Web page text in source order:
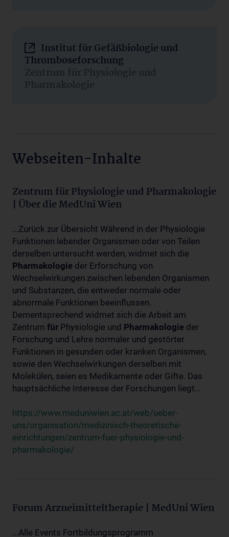
Institut für Gefäßbiologie und
Thromboseforschung
Zentrum für Physiologie und
Pharmakologie
Webseiten-Inhalte
Zentrum für Physiologie und Pharmakologie
| Über die MedUni Wien
...Zurück zur Übersicht Während in der Physiologie
Funktionen lebender Organismen oder von Teilen
derselben untersucht werden, widmet sich die
Pharmakologie der Erforschung von
Wechselwirkungen zwischen lebenden Organismen
und Substanzen, die entweder normale oder
abnormale Funktionen beeinflussen.
Dementsprechend widmet sich die Arbeit am
Zentrum für Physiologie und Pharmakologie der
Forschung und Lehre normaler und gestörter
Funktionen in gesunden oder kranken Organismen,
sowie den Wechselwirkungen derselben mit
Molekülen, seien es Medikamente oder Gifte. Das
hauptsächliche Interesse der Forschungen liegt...
https://www.meduniwien.ac.at/web/ueber-
uns/organisation/medizinisch-theoretische-
einrichtungen/zentrum-fuer-physiologie-und-
pharmakologie/
Forum Arzneimitteltherapie | MedUni Wien
...Alle Events Fortbildungsprogramm